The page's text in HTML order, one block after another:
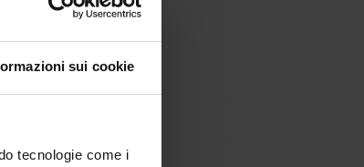
sui cookie
tecnologie come i